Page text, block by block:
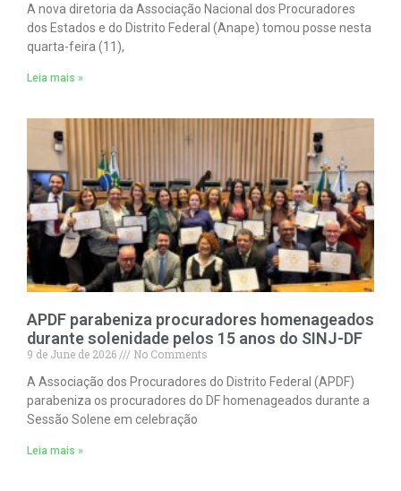
A nova diretoria da Associação Nacional dos Procuradores
dos Estados e do Distrito Federal (Anape) tomou posse nesta
quarta-feira (11),
Leia mais »
APDF parabeniza procuradores homenageados
durante solenidade pelos 15 anos do SINJ-DF
9 de June de 2026
No Comments
A Associação dos Procuradores do Distrito Federal (APDF)
parabeniza os procuradores do DF homenageados durante a
Sessão Solene em celebração
Leia mais »